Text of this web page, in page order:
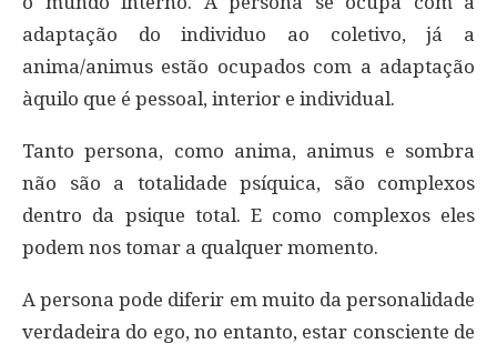
adaptação do individuo ao coletivo, já a
anima/animus estão ocupados com a adaptação
àquilo que é pessoal, interior e individual.
Tanto persona, como anima, animus e sombra
não são a totalidade psíquica, são complexos
dentro da psique total. E como complexos eles
podem nos tomar a qualquer momento.
A persona pode diferir em muito da personalidade
verdadeira do ego, no entanto, estar consciente de